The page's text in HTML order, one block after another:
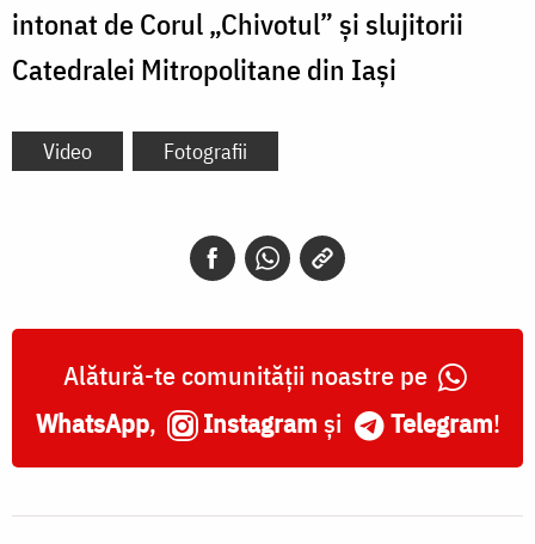
intonat de Corul „Chivotul” și slujitorii
Catedralei Mitropolitane din Iași
Video Fotografii
Alătură-te comunității noastre pe
WhatsApp, Instagram și Telegram!